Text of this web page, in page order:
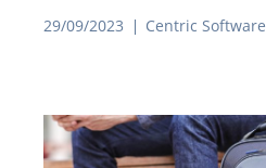
29/09/2023 Centric Software